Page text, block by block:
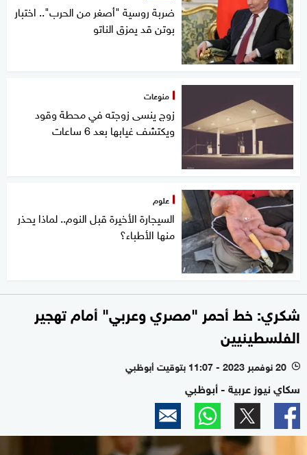
ضربة روسية "أصغر من الحرب".. اختبار
بوتن قد يمزق الناتو
منوعات
زوج ينسى زوجته في محطة وقود
ويكتشف غيابها بعد 6 ساعات
علوم
السيجارة الأخيرة قبل النوم.. لماذا يحذر
منها الأطباء؟
شكري: خط أحمر "مصري وعربي" أمام تهجير
الفلسطينيين
l 20 نوفمبر 2023 - 11:07 بتوقيت أبوظبي
سكاي نيوز عربية - أبوظبي